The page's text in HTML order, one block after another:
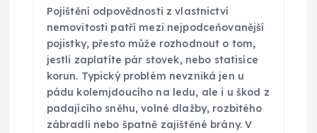
Pojištění odpovědnosti z vlastnictví
nemovitosti patří mezi nejpodceňovanější
pojistky, přesto může rozhodnout o tom,
jestli zaplatíte pár stovek, nebo statisíce
korun. Typický problém nevzniká jen u
pádu kolemjdoucího na ledu, ale i u škod z
padajícího sněhu, volné dlažby, rozbitého
zábradlí nebo špatně zajištěné brány. V